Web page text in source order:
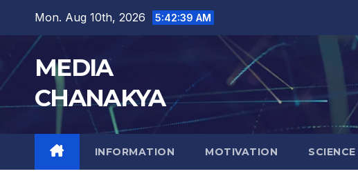
Mon. Aug 10th, 2026 5:42:40 AM
MEDIA
CHANAKYA
INFORMATION MOTIVATION